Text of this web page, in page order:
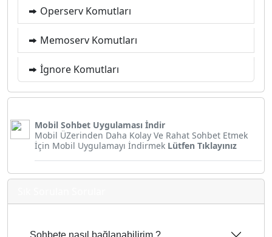
Operserv Komutları
Memoserv Komutları
İgnore Komutları
Mobil Sohbet Uygulaması İndir
Mobil ÜZerinden Daha Kolay Ve Rahat Sohbet Etmek
İçin Mobil Uygulamayı İndirmek Lütfen Tıklayınız
Sohbete nasıl bağlanabilirim ?